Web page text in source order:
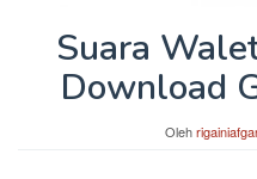
Suara
Download
Oleh